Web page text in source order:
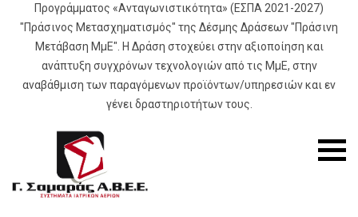
Προγράμματος «Ανταγωνιστικότητα» (ΕΣΠΑ 2021-2027)
"Πράσινος Μετασχηματισμός" της Δέσμης Δράσεων "Πράσινη
Μετάβαση ΜμΕ". Η Δράση στοχεύει στην αξιοποίηση και
ανάπτυξη συγχρόνων τεχνολογιών από τις ΜμΕ, στην
αναβάθμιση των παραγόμενων προϊόντων/υπηρεσιών και εν
γένει δραστηριοτήτων τους.
Mobile
menu